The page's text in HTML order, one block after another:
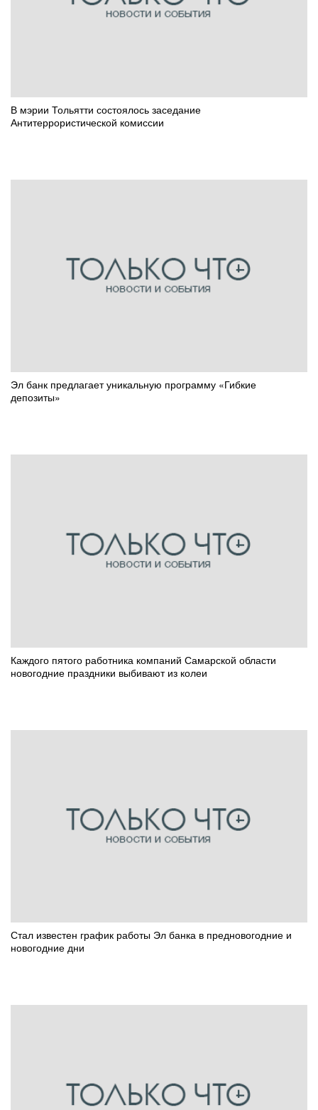
В мэрии Тольятти состоялось заседание
Антитеррористической комиссии
Эл банк предлагает уникальную программу «Гибкие
депозиты»
Каждого пятого работника компаний Самарской области
новогодние праздники выбивают из колеи
Стал известен график работы Эл банка в предновогодние и
новогодние дни